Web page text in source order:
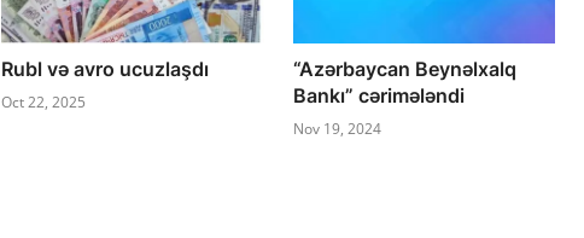
Rubl və avro ucuzlaşdı
Oct 22, 2025
“Azərbaycan Beynəlxalq
Bankı” cərimələndi
Nov 19, 2024